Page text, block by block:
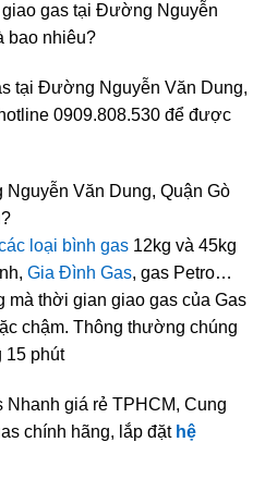
gas tại Đường Nguyễn
bao nhiêu?
tại Đường Nguyễn Văn Dung,
0909.808.530 để được
Văn Dung, Quận Gò
loại bình gas 12kg và 45kg
Gia Đình Gas, gas Petro…
mà thời gian giao gas của Gas
chậm. Thông thường chúng
15 phút
Nhanh giá rẻ TPHCM, Cung
chính hãng, lắp đặt hệ